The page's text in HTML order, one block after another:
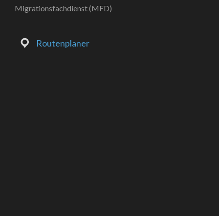
Migrationsfachdienst (MFD)
Routenplaner